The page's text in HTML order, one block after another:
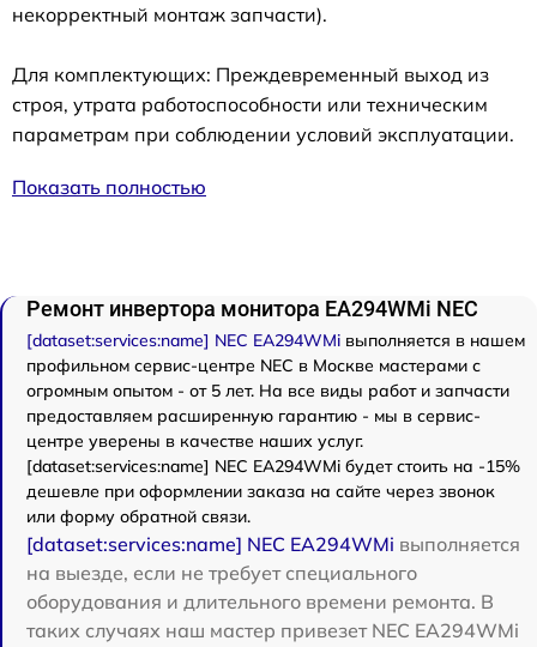
некорректный монтаж запчасти).
Для комплектующих: Преждевременный выход из
строя, утрата работоспособности или техническим
параметрам при соблюдении условий эксплуатации.
Показать полностью
Ремонт инвертора монитора EA294WMi NEC
[dataset:services:name] NEC EA294WMi выполняется в нашем
профильном сервис-центре NEC в Москве мастерами с
огромным опытом - от 5 лет. На все виды работ и запчасти
предоставляем расширенную гарантию - мы в сервис-
центре уверены в качестве наших услуг.
[dataset:services:name] NEC EA294WMi будет стоить на -15%
дешевле при оформлении заказа на сайте через звонок
или форму обратной связи.
[dataset:services:name] NEC EA294WMi выполняется
на выезде, если не требует специального
оборудования и длительного времени ремонта. В
таких случаях наш мастер привезет NEC EA294WMi